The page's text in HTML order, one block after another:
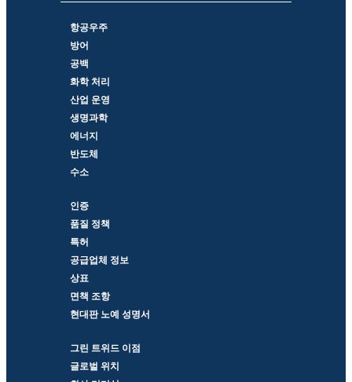
항공우주
방어
공백
화학 처리
산업 운영
생명과학
에너지
반도체
수소
인증
품질 정책
특허
공급업체 정보
상표
면책 조항
현대판 노예 성명서
그린 트위드 이점
글로벌 위치